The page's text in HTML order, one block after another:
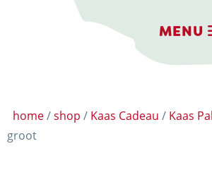
MENU
DE BELEEFBOERDERIJ
home/shop / Kaas Cadeau / Kaas
groot